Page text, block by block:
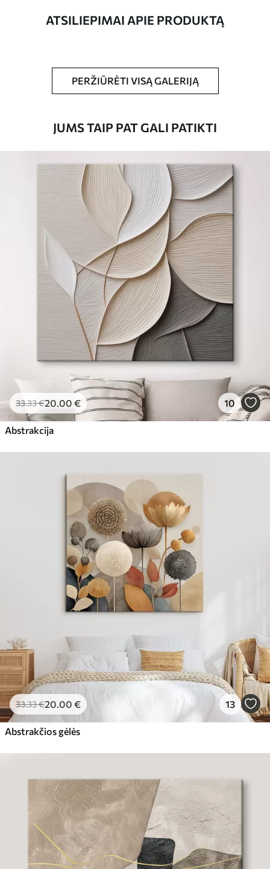
Straipsnio
s39373
Galite padengti laku.
Standartas
Iš15.00€
Eco-Premium
.00
ATSILIEPIMAI APIE PRODUKTĄ
PERŽIŪRĖTI VISĄ GALERIJĄ
JUMS TAIP PAT GALI PATIKTI
33.33€20.00 € 10
Abstrakcija
33.33€20.00 € 13
Abstrakčios gėlės